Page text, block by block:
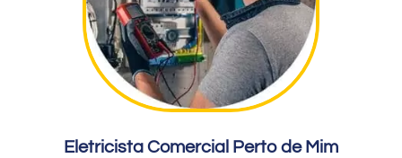
Eletricista Comercial Perto de Mim